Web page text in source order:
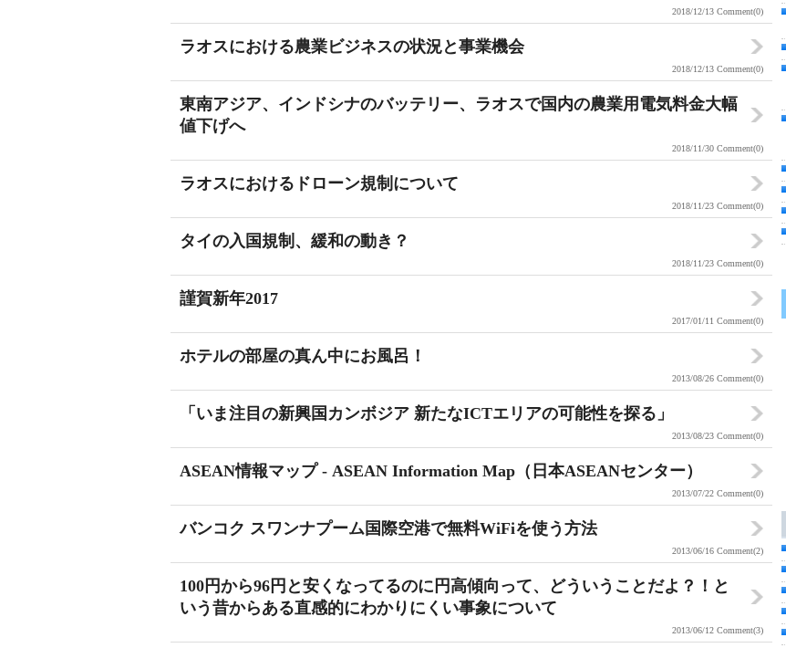
2018/12/13 Comment(0)
ラオスにおける農業ビジネスの状況と事業機会
2018/12/13 Comment(0)
東南アジア、インドシナのバッテリー、ラオスで国内の農業用電気料金大幅
値下げへ
2018/11/30 Comment(0)
ラオスにおけるドローン規制について
2018/11/23 Comment(0)
タイの入国規制、緩和の動き？
2018/11/23 Comment(0)
謹賀新年2017
2017/01/11 Comment(0)
ホテルの部屋の真ん中にお風呂！
2013/08/26 Comment(0)
「いま注目の新興国カンボジア 新たなICTエリアの可能性を探る」
2013/08/23 Comment(0)
ASEAN情報マップ - ASEAN Information Map（日本ASEANセンター）
2013/07/22 Comment(0)
バンコク スワンナプーム国際空港で無料WiFiを使う方法
2013/06/16 Comment(2)
100円から96円と安くなってるのに円高傾向って、どういうことだよ？！と
いう昔からある直感的にわかりにくい事象について
2013/06/12 Comment(3)